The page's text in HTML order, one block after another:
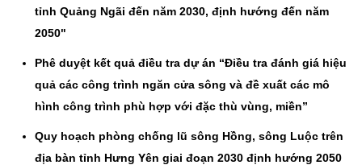
tỉnh Quảng Ngãi đến năm 2030, định hướng đến năm
2050"
Phê duyệt kết quả điều tra dự án “Điều tra đánh giá hiệu
quả các công trình ngăn cửa sông và đề xuất các mô
hình công trình phù hợp với đặc thù vùng, miền”
Quy hoạch phòng chống lũ sông Hồng, sông Luộc trên
địa bàn tỉnh Hưng Yên giai đoạn 2030 định hướng 2050